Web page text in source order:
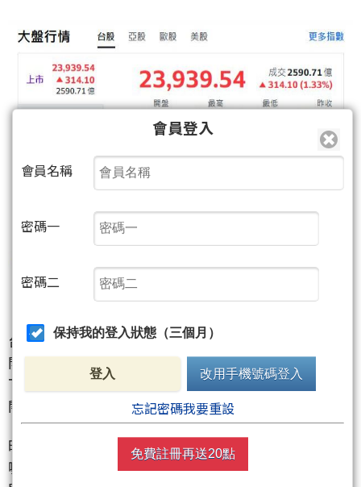
台股在昨日慘跌逾700點後，今日上演強力反彈走勢。
開盤即跳高逾百點，在台積電與鴻海雙雙回穩領軍
下，盤中一度大漲超過350點，最高逼近24,000點大
關，成功收復月線，市場信心迅速回溫。
昨日市場被「美國政府想用晶片補助換股權」的傳言
嚇壞，大家一度擔心台積電會被入股，結果電子權值
會員登入
會員名稱
密碼一
密碼二
保持我的登入狀態（三個月）
登入 改用手機號碼登入
忘記密碼我要重設
免費註冊再送20點